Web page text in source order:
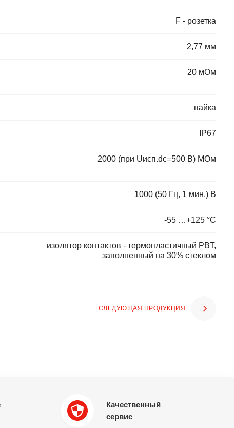
F - розетка
2,77 мм
20 мОм
пайка
IP67
2000 (при Uисп.dc=500 В) МОм
1000 (50 Гц, 1 мин.) В
-55 …+125 °С
изолятор контактов - термопластичный PBT,
заполненный на 30% стеклом
СЛЕДУЮЩАЯ ПРОДУКЦИЯ
Качественный
сервис